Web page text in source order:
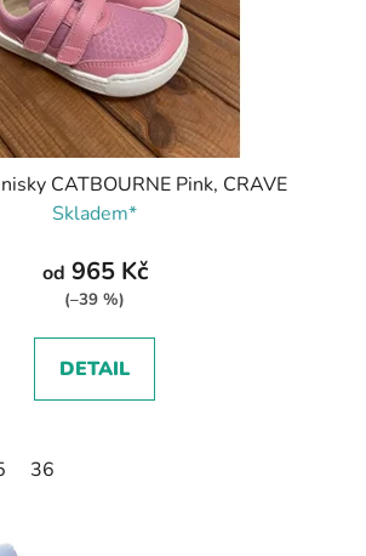
CATBOURNE Pink, CRAVE
Skladem*
od 965 Kč
(–39 %)
DETAIL
36